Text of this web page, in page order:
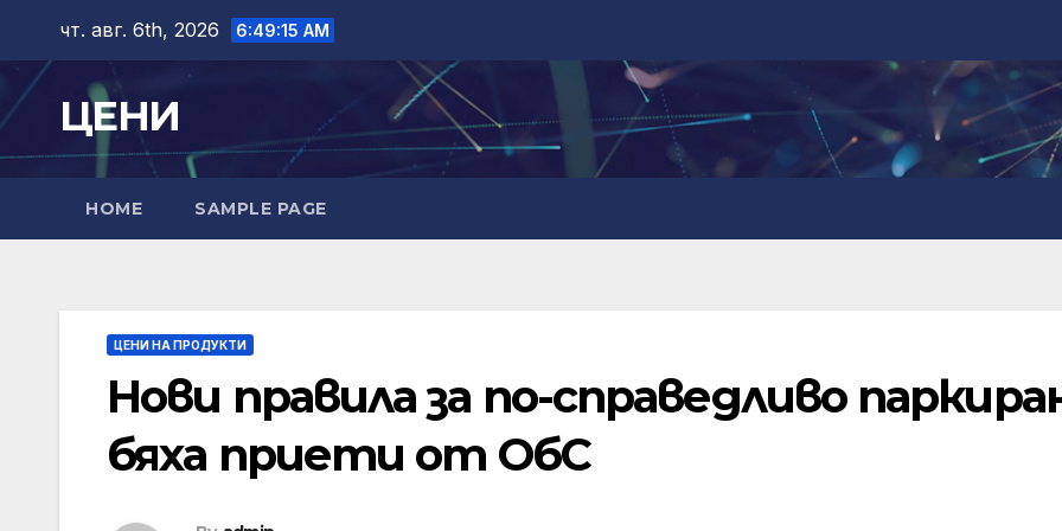
content
чт. авг. 6th, 2026 6:49:16 AM
ЦЕНИ
HOME SAMPLE PAGE
ЦЕНИ НА ПРОДУКТИ
Нови правила за по-справедливо
бяха приети от ОбС